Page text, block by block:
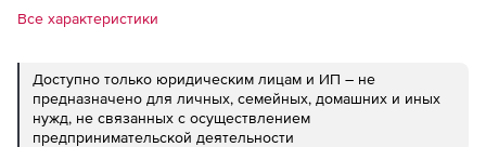
Все характеристики
Доступно только юридическим лицам и ИП – не
предназначено для личных, семейных, домашних и иных
нужд, не связанных с осуществлением
предпринимательской деятельности